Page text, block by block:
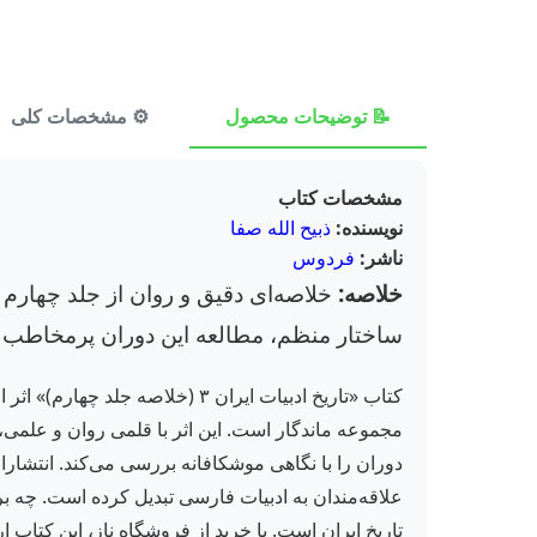
📝 توضیحات محصول ⚙️ مشخصات کلی
مشخصات کتاب
نویسنده: ذبیح الله صفا
ناشر: فردوس
خلاصه: خلاصه‌ای دقیق و روان از جلد
ساختار منظم، مطالعه این دوران
کتاب «تاریخ ادبیات ایران
مجموعه ماندگار است. این اثر با قلمی روان و
دوران را با نگاهی موشکافانه بررسی می‌کند.
علاقه‌مندان به ادبیات فارسی تبدیل کرده است.
تاریخ ایران است. با خرید از فروشگاه ناز، این